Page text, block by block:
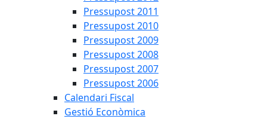
Pressupost 2011
Pressupost 2010
Pressupost 2009
Pressupost 2008
Pressupost 2007
Pressupost 2006
Calendari Fiscal
Gestió Econòmica